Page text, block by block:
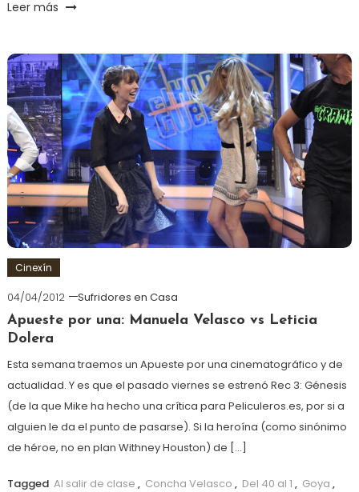
Leer más
Cinexín
04/04/2012
Sufridores en Casa
Apueste por una: Manuela Velasco vs Leticia
Dolera
Esta semana traemos un Apueste por una cinematográfico y de
actualidad. Y es que el pasado viernes se estrenó Rec 3: Génesis
(de la que Mike ha hecho una crítica para Peliculeros.es, por si a
alguien le da el punto de pasarse). Si la heroína (como sinónimo
de héroe, no en plan Withney Houston) de […]
Tagged Al salir de clase , Concha Velasco , Del 40 al 1 , Goya ,